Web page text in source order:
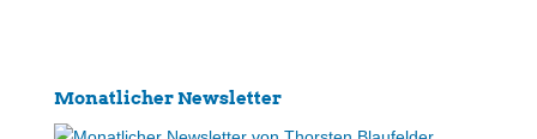
Monatlicher Newsletter